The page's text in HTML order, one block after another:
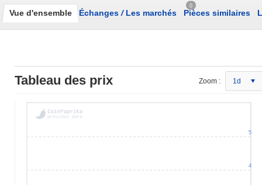
Vue d'ensemble Échanges /Les marchés
0
Pièces similaires
Tableau des prix Zoom : 1d
4
5